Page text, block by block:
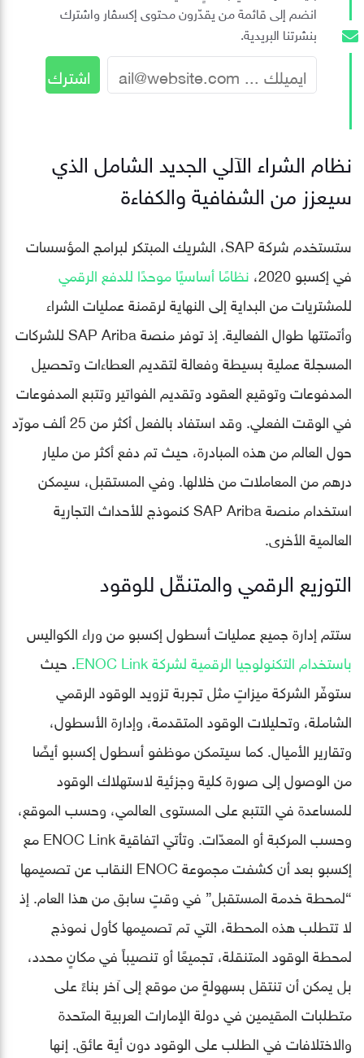
انضم إلى قائمة من يقدّرون محتوى إكسڤار واشترك
بنشرتنا البريدية.
نظام الشراء الآلي الجديد الشامل الذي
سيعزز من الشفافية والكفاءة
ستستخدم شركة SAP، الشريك المبتكر لبرامج المؤسسات
في إكسبو 2020،
نظامًا أساسيًا موحدًا للدفع الرقمي
للمشتريات من البداية إلى النهاية لرقمنة عمليات الشراء
وأتمتتها طوال الفعالية. إذ توفر منصة SAP Ariba للشركات
المسجلة عملية بسيطة وفعالة لتقديم العطاءات وتحصيل
المدفوعات وتوقيع العقود وتقديم الفواتير وتتبع المدفوعات
في الوقت الفعلي. وقد استفاد بالفعل أكثر من 25 ألف مورّد
حول العالم من هذه المبادرة، حيث تم دفع أكثر من مليار
درهم من المعاملات من خلالها. وفي المستقبل، سيمكن
استخدام منصة SAP Ariba كنموذج للأحداث التجارية
العالمية الأخرى.
التوزيع الرقمي والمتنقّل للوقود
ستتم إدارة جميع عمليات أسطول إكسبو من وراء الكواليس
باستخدام التكنولوجيا الرقمية لشركة ENOC Link
. حيث
ستوفّر الشركة ميزاتٍ مثل تجربة تزويد الوقود الرقمي
الشاملة، وتحليلات الوقود المتقدمة، وإدارة الأسطول،
وتقارير الأميال. كما سيتمكن موظفو أسطول إكسبو أيضًا
من الوصول إلى صورة كلية وجزئية لاستهلاك الوقود
للمساعدة في التتبع على المستوى العالمي، وحسب الموقع،
وحسب المركبة أو المعدّات. وتأتي اتفاقية ENOC Link مع
إكسبو بعد أن كشفت مجموعة ENOC النقاب عن تصميمها
“لمحطة خدمة المستقبل” في وقتٍ سابق من هذا العام. إذ
لا تتطلب هذه المحطة، التي تم تصميمها كأول نموذج
لمحطة الوقود المتنقلة، تجميعًا أو تنصيباً في مكانٍ محدد،
بل يمكن أن تنتقل بسهولةٍ من موقع إلى آخر بناءً على
متطلبات المقيمين في دولة الإمارات العربية المتحدة
والاختلافات في الطلب على الوقود دون أية عائق. إنها